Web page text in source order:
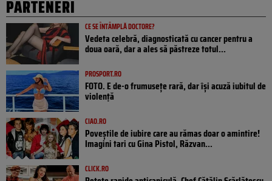
PARTENERI
CE SE ÎNTÂMPLĂ DOCTORE?
Vedeta celebră, diagnosticată cu cancer pentru a
doua oară, dar a ales să păstreze totul...
PROSPORT.RO
FOTO. E de-o frumusețe rară, dar își acuză iubitul de
violență
CIAO.RO
Poveştile de iubire care au rămas doar o amintire!
Imagini tari cu Gina Pistol, Răzvan...
CLICK.RO